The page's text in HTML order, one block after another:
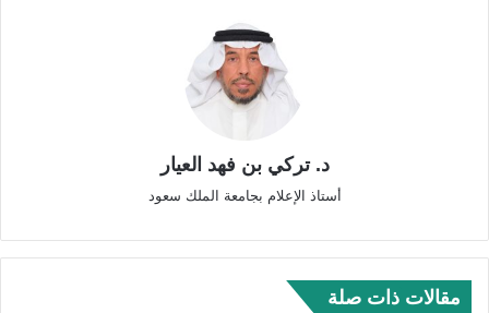
د. تركي بن فهد العيار
أستاذ الإعلام بجامعة الملك سعود
مقالات ذات صلة